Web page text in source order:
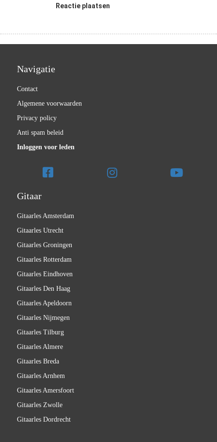
Reactie plaatsen
Navigatie
Contact
Algemene voorwaarden
Privacy policy
Anti spam beleid
Inloggen voor leden
Gitaar
Gitaarles Amsterdam
Gitaarles Utrecht
Gitaarles Groningen
Gitaarles Rotterdam
Gitaarles Eindhoven
Gitaarles Den Haag
Gitaarles Apeldoorn
Gitaarles Nijmegen
Gitaarles Tilburg
Gitaarles Almere
Gitaarles Breda
Gitaarles Arnhem
Gitaarles Amersfoort
Gitaarles Zwolle
Gitaarles Dordrecht